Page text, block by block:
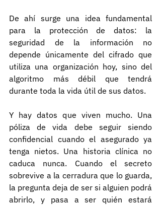
De ahí surge una idea fundamental
para la protección de datos: la
seguridad de la información no
depende únicamente del cifrado que
utiliza una organización hoy, sino del
algoritmo más débil que tendrá
durante toda la vida útil de sus datos.
Y hay datos que viven mucho. Una
póliza de vida debe seguir siendo
confidencial cuando el asegurado ya
tenga nietos. Una historia clínica no
caduca nunca. Cuando el secreto
sobrevive a la cerradura que lo guarda,
la pregunta deja de ser si alguien podrá
abrirlo, y pasa a ser quién estará